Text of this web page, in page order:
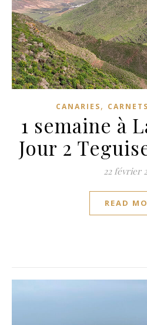
CANARIES,
1 semaine à
Jour 2
22 février
READ